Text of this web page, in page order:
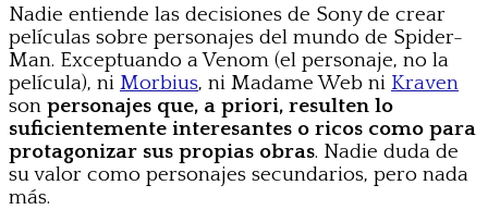
Nadie entiende las decisiones de Sony de crear
películas sobre personajes del mundo de Spider-
Man. Exceptuando a Venom (el personaje, no la
película), ni Morbius, ni Madame Web ni Kraven
son personajes que, a priori, resulten lo
suficientemente interesantes o ricos como para
protagonizar sus propias obras. Nadie duda de
su valor como personajes secundarios, pero nada
más.